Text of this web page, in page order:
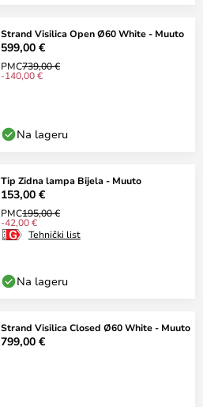
Strand Visilica Open Ø60 White - Muuto
599,00 €
PMC739,00 €
-140,00 €
Na lageru
Tip Zidna lampa Bijela - Muuto
153,00 €
PMC195,00 €
-42,00 €
Tehnički list
Na lageru
Strand Visilica Closed Ø60 White - Muuto
799,00 €